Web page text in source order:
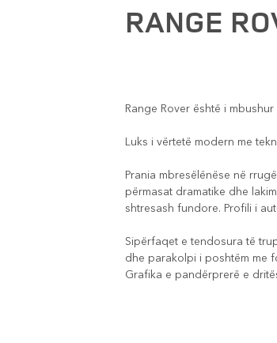
RANGE
Range Rover është i
Luks i vërtetë modern me
Prania mbresëlënëse në
përmasat dramatike dhe
shtresash fundore. Profili i
Sipërfaqet e tendosura të
dhe parakolpi i poshtëm me
Grafika e pandërprerë e